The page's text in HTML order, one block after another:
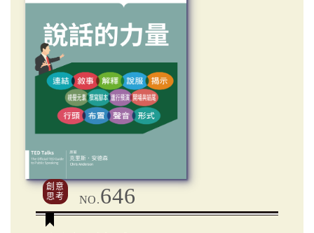
創意
思考
NO.646